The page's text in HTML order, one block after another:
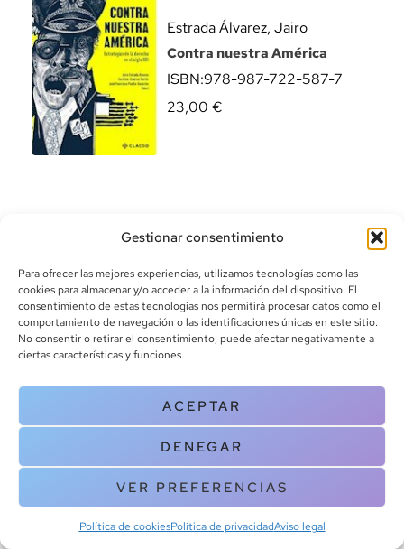
Gestionar consentimiento
Para ofrecer las mejores experiencias, utilizamos tecnologías como las
cookies para almacenar y/o acceder a la información del dispositivo. El
consentimiento de estas tecnologías nos permitirá procesar datos como el
comportamiento de navegación o las identificaciones únicas en este sitio.
No consentir o retirar el consentimiento, puede afectar negativamente a
ciertas características y funciones.
ACEPTAR
DENEGAR
VER PREFERENCIAS
Política de cookiesPolítica de privacidadAviso legal
Estrada Álvarez, Jairo
Contra nuestra América
ISBN:978-987-722-587-7
23,00 €
info@canoalibros.com
pedidos@canoalibros.com
+34 934 242 391
CONTACTO
Copyright © 2025 Canoa Libros. All Rights Reserved |
cookies
| Aviso legal